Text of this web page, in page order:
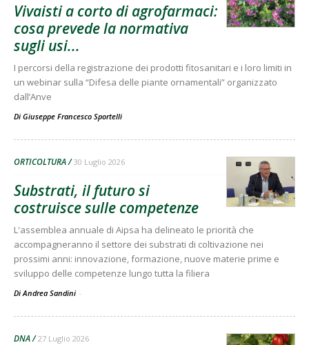
Vivaisti a corto di agrofarmaci:
cosa prevede la normativa
sugli usi...
I percorsi della registrazione dei prodotti fitosanitari e i loro limiti in
un webinar sulla “Difesa delle piante ornamentali” organizzato
dall’Anve
Di Giuseppe Francesco Sportelli
ORTICOLTURA 30 Luglio 2026
Substrati, il futuro si
costruisce sulle competenze
L'assemblea annuale di Aipsa ha delineato le priorità che
accompagneranno il settore dei substrati di coltivazione nei
prossimi anni: innovazione, formazione, nuove materie prime e
sviluppo delle competenze lungo tutta la filiera
Di Andrea Sandini -
DNA 27 Luglio 2026